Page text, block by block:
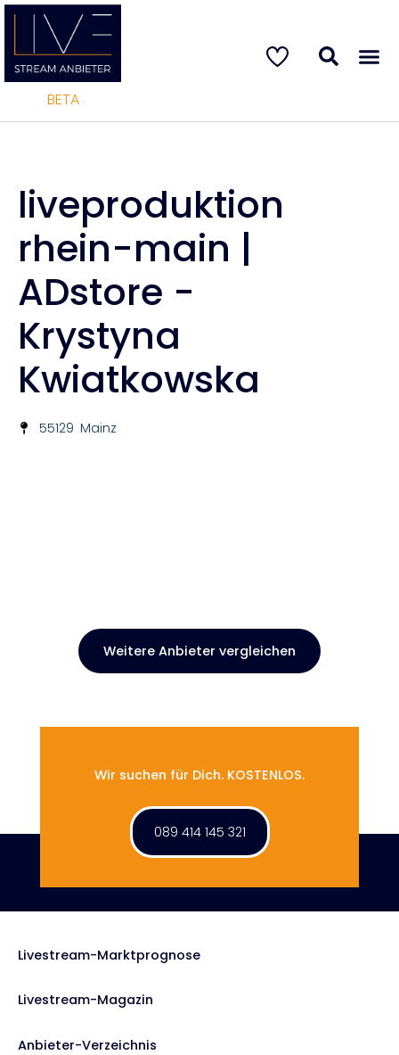
BETA
liveproduktion
rhein-main |
ADstore -
Krystyna
Kwiatkowska
55129 Mainz
Weitere Anbieter vergleichen
Wir suchen für Dich. KOSTENLOS.
089 414 145 321
Livestream-Marktprognose
Livestream-Magazin
Anbieter-Verzeichnis